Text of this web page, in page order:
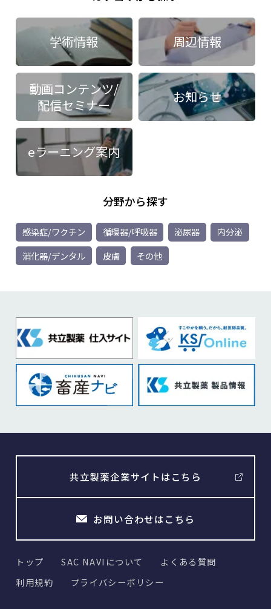
学術情報 周辺情報
動画コンテンツ/
配信セミナー
お知らせ
eラーニング案内
分野から探す
感染症/ワクチン 循環器/呼吸器 泌尿器
内分泌
消化器/デンタル
皮膚 その他
共立製薬企業サイトはこちら
お問い合わせはこちら
トップ SAC NAVIについて
よくある質問
利用規約
プライバシーポリシー